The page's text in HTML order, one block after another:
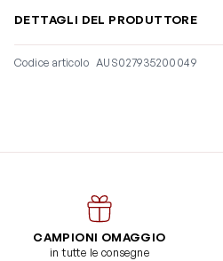
DETTAGLI DEL PRODUTTORE
Codice articolo AUS027935200049
CAMPIONI OMAGGIO
in tutte le consegne